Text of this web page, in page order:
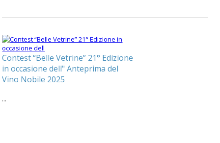
Contest “Belle Vetrine” 21° Edizione
in occasione dell" Anteprima del
Vino Nobile 2025
...